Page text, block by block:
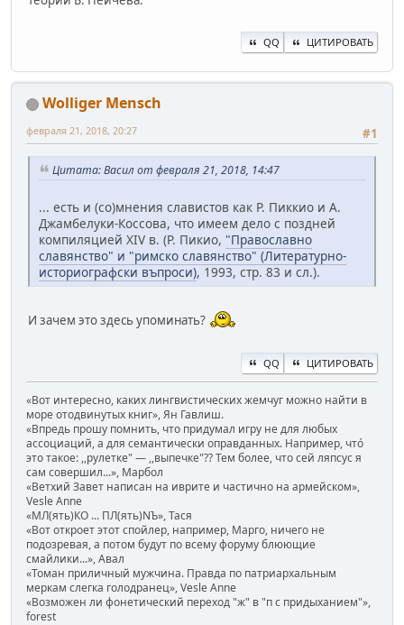
QQ ЦИТИРОВАТЬ
Wolliger Mensch
#1
февраля 21, 2018, 20:27
Цитата: Васил от февраля 21, 2018, 14:47
... есть и (со)мнения славистов как Р. Пиккио и А.
Джамбелуки-Коссова, что имеем дело с поздней
компиляцией XIV в. (Р. Пикио, "Православно
славянство" и "римско славянство" (Литературно-
историографски въпроси), 1993, стр. 83 и сл.).
И зачем это здесь упоминать?
QQ ЦИТИРОВАТЬ
«Вот интересно, каких лингвистических жемчуг можно найти в
море отодвинутых книг», Ян Гавлиш.
«Впредь прошу помнить, что придумал игру не для любых
ассоциаций, а для семантически оправданных. Например, чтó
это такое: ,,рулетке" — ,,выпечке"?? Тем более, что сей ляпсус я
сам совершил...», Марбол
«Ветхий Завет написан на иврите и частично на армейском»,
Vesle Anne
«МЛ(ять)КО ... ПЛ(ять)NЪ», Тася
«Вот откроет этот спойлер, например, Марго, ничего не
подозревая, а потом будут по всему форуму блюющие
смайлики...», Авал
«Томан приличный мужчина. Правда по патриархальным
меркам слегка голодранец», Vesle Anne
«Возможен ли фонетический переход "ж" в "п с придыханием"»,
forest